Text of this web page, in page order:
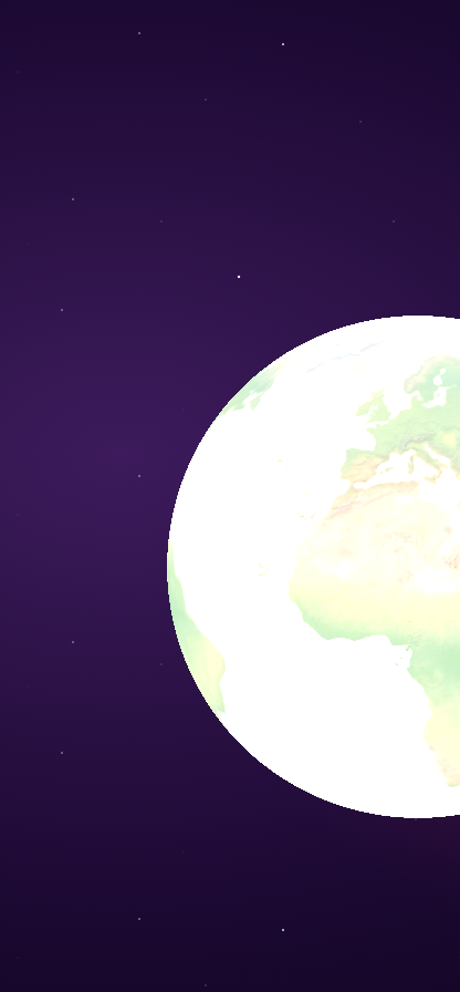
saule (Helianthus salicifolius) - Conservation Nature